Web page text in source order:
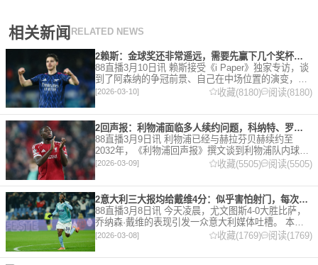
相关新闻 RELATED NEWS
2赖斯：金球奖还非常遥远，需要先赢下几个奖杯，专注当下好好踢球
88直播3月10日讯 赖斯接受《i Paper》独家专访，谈
到了阿森纳的争冠前景、自己在中场位置的演变，以
及对自己被提名金球奖的看法。 任意球 赖斯：“我们
有一项非常擅长的技能——这背后付出了巨大努力
[2026-03-10] 收藏(8180) 阅读(8180)
2回声报：利物浦面临多人续约问题，科纳特、罗伯逊合同今夏到期
88直播3月9日讯 利物浦已经与赫拉芬贝赫续约至
2032年，《利物浦回声报》撰文谈到利物浦队内球员
的合同情况，文章表示，利物浦多位球员面临合同问
题。 对于利物浦来说，科纳特的合同将在本赛季末到
期，俱乐
[2026-03-09] 收藏(5505) 阅读(5505)
2意大利三大报均给戴维4分：似乎害怕射门，每次触球球迷都叹息
88直播3月8日讯 今天凌晨，尤文图斯4-0大胜比萨，
乔纳森·戴维的表现引发一众意大利媒体吐槽。 本场
比赛，戴维半场就被换下，赛后，《米兰体育报》、
《罗马体育报》和《都灵体育报》三大报都给戴维打
出4分
[2026-03-08] 收藏(1769) 阅读(1769)